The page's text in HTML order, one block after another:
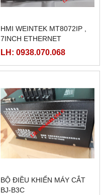
HMI WEINTEK MT8072IP ,
7INCH ETHERNET
LH: 0938.070.068
BỘ ĐIỀU KHIỂN MÁY CẮT
BJ-B3C